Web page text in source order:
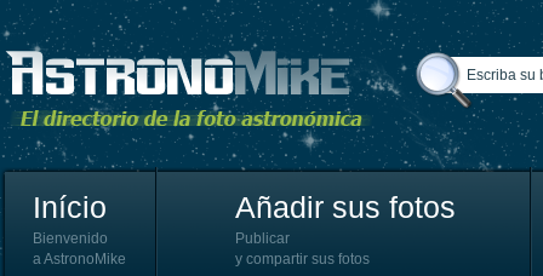
Início
Bienvenido
a AstronoMike
Añadir sus fotos
Publicar
y compartir sus fotos